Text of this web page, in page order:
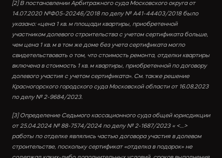
[2] В постановлении Арбитражного суда Московского округа от
14.07.2020 №Ф05-20246/2018 по делу № А41-44403/2018 было
указано: «цена 1 кв. м площади квартиры, приобретенной
участником долевого строительства с учетом сертификата больше,
чем цена 1 кв. м в том же доме без учета сертификата могло
свидетельствовать о том, что стоимость ремонта, отделки квартиры
включена в стоимость 1 кв. м квартиры, приобретенной по договору
долевого участия с учетом сертификата». См. также решение
Красногорского городского суда Московской области от 16.08.2023
по делу № 2-9684/2023.
[3] Определение Седьмого кассационного суда общей юрисдикции
от 25.04.2024 № 88-7574/2024 по делу № 2-1687/2023 « <…>
работы по отделке являлись частью договора участия в долевом
строительстве, поскольку сертификат «отделка в подарок» не